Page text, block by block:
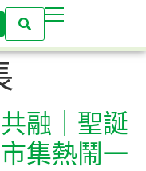
融｜聖誕
集熱鬧一